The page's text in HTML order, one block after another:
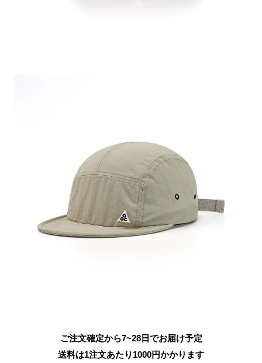
ご注文確定から7~28日でお届け予定
送料は1注文あたり 1000円かかります